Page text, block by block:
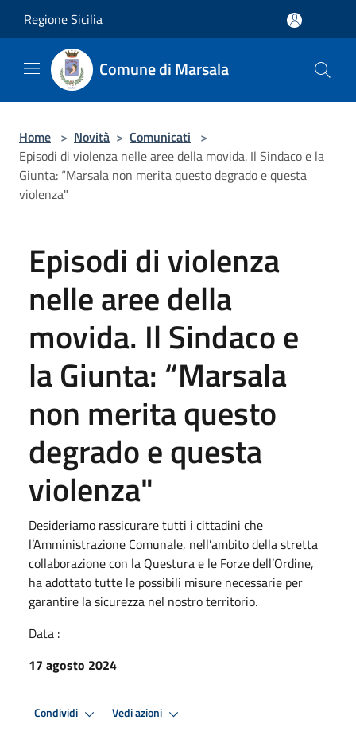
Regione Sicilia
Comune di Marsala
Home > Novità > Comunicati >
Episodi di violenza nelle aree della movida. Il Sindaco e la
Giunta: “Marsala non merita questo degrado e questa
violenza"
Episodi di violenza
nelle aree della
movida. Il Sindaco e
la Giunta: “Marsala
non merita questo
degrado e questa
violenza"
Desideriamo rassicurare tutti i cittadini che
l’Amministrazione Comunale, nell’ambito della stretta
collaborazione con la Questura e le Forze dell’Ordine,
ha adottato tutte le possibili misure necessarie per
garantire la sicurezza nel nostro territorio.
Data :
17 agosto 2024
Condividi Vedi azioni